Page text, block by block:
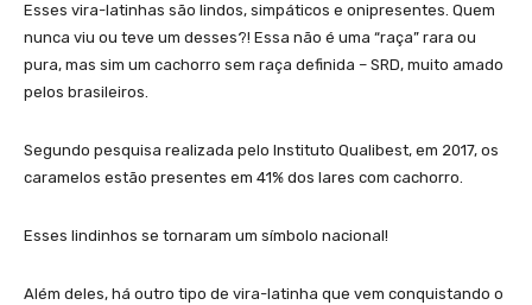
Esses vira-latinhas são lindos, simpáticos e onipresentes. Quem
nunca viu ou teve um desses?! Essa não é uma “raça” rara ou
pura, mas sim um cachorro sem raça definida – SRD, muito amado
pelos brasileiros.
Segundo pesquisa realizada pelo Instituto Qualibest, em 2017, os
caramelos estão presentes em 41% dos lares com cachorro.
Esses lindinhos se tornaram um símbolo nacional!
Além deles, há outro tipo de vira-latinha que vem conquistando o